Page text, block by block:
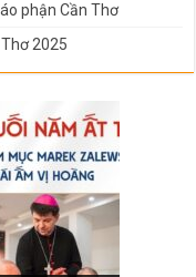
phận Cần Thơ
2025